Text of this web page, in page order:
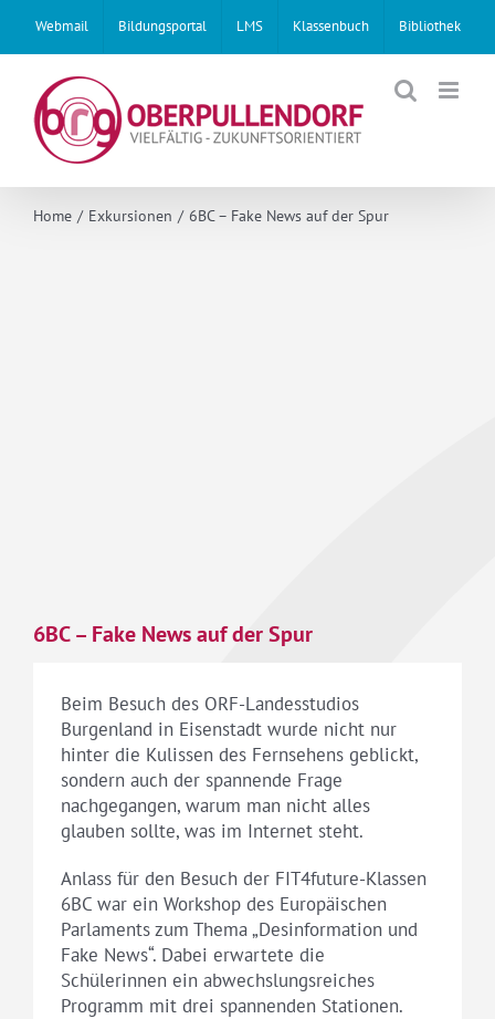
content
Webmail Bildungsportal LMS Klassenbuch Bibliothek
Home Exkursionen 6BC – Fake News auf der Spur
6BC – Fake News auf der Spur
Beim Besuch des ORF-Landesstudios
Burgenland in Eisenstadt wurde nicht nur
hinter die Kulissen des Fernsehens geblickt,
sondern auch der spannende Frage
nachgegangen, warum man nicht alles
glauben sollte, was im Internet steht.
Anlass für den Besuch der FIT4future-Klassen
6BC war ein Workshop des Europäischen
Parlaments zum Thema „Desinformation und
Fake News“. Dabei erwartete die
Schülerinnen ein abwechslungsreiches
Programm mit drei spannenden Stationen.